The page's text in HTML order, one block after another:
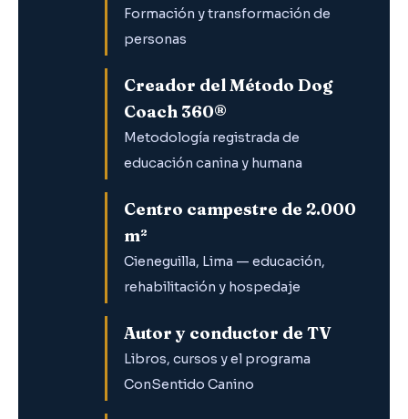
Formación y transformación de
personas
Creador del Método Dog
Coach 360®
Metodología registrada de
educación canina y humana
Centro campestre de 2.000
m²
Cieneguilla, Lima — educación,
rehabilitación y hospedaje
Autor y conductor de TV
Libros, cursos y el programa
ConSentido Canino